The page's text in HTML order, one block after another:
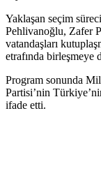
Yaklaşan seçim
Pehlivanoğlu, Zafer
vatandaşları
etrafında birleşmeye
Program sonunda
Partisi’nin
ifade etti.